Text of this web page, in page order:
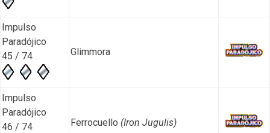
Impulso
Paradójico
45 / 74
Glimmora
Impulso
Paradójico
46 / 74
Ferrocuello (Iron Jugulis)